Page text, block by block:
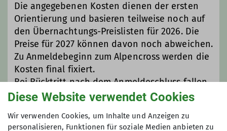
Die angegebenen Kosten dienen der ersten
Orientierung und basieren teilweise noch auf
den Übernachtungs-Preislisten für 2026. Die
Preise für 2027 können davon noch abweichen.
Zu Anmeldebeginn zum Alpencross werden die
Kosten final fixiert.
Bei Rücktritt nach dem Anmeldeschluss fallen
Stornokosten an.
Maximale Teilnehmeranzahl
Diese Website verwendet Cookies
Wir verwenden Cookies, um Inhalte und Anzeigen zu
personalisieren, Funktionen für soziale Medien anbieten zu